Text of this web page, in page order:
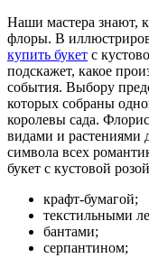
Наши мастера знают,
флоры. В
купить букет с
подскажет, какое
события. Выбору
которых собраны
королевы сада.
видами и растениями
символа всех
букет с кустовой
крафт-бумагой;
текстильными
бантами;
серпантином;